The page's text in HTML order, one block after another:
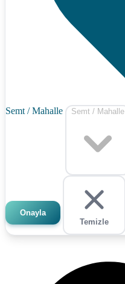
Semt / Mahalle Semt / Mahalle
Onayla
Temizle